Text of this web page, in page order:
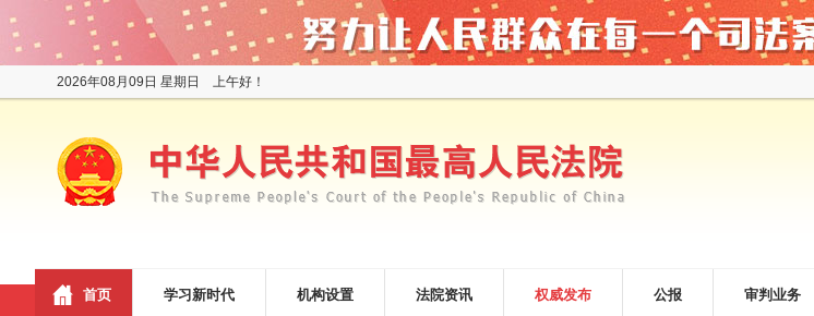
2026年08月09日 星期日 上午好！
首页 学习新时代 机构设置 法院资讯 权威发布 公报 审判业务